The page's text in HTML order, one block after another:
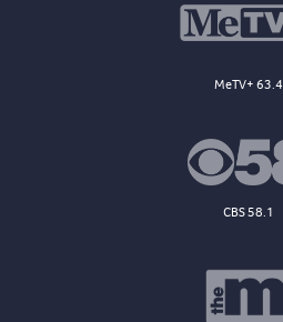
MeTV+ 63.4
CBS 58.1